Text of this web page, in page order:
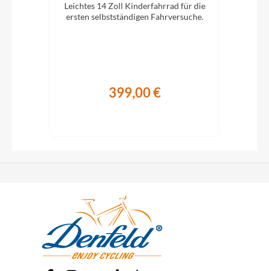
Leichtes 14 Zoll Kinderfahrrad für die
ersten selbstständigen Fahrversuche.
399,00 €